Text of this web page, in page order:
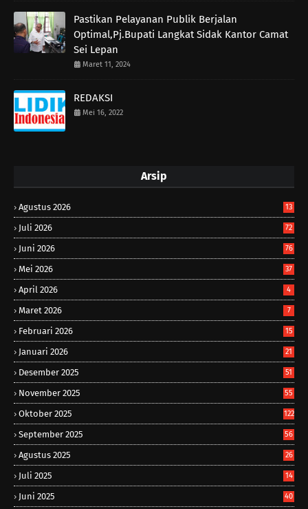
Pastikan Pelayanan Publik Berjalan
Optimal,Pj.Bupati Langkat Sidak Kantor Camat
Sei Lepan
Maret 11, 2024
REDAKSI
Mei 16, 2022
Arsip
Agustus 2026 13
Juli 2026 72
Juni 2026 76
Mei 2026 37
April 2026 4
Maret 2026 7
Februari 2026 15
Januari 2026 21
Desember 2025 51
November 2025 55
Oktober 2025 122
September 2025 56
Agustus 2025 26
Juli 2025 14
Juni 2025 40